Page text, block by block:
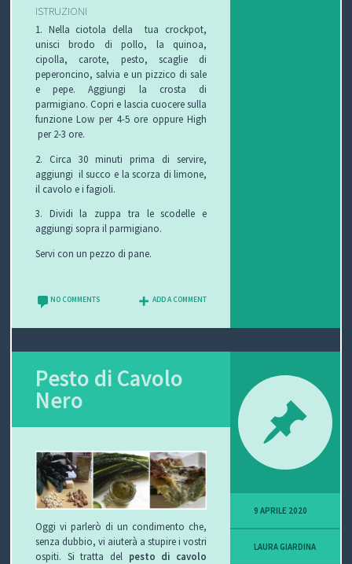
ISTRUZIONI
1. Nella ciotola della tua crockpot,
unisci brodo di pollo, la quinoa,
cipolla, carote, pesto, scaglie di
peperoncino, salvia e un pizzico di sale
e pepe. Aggiungi la crosta di
parmigiano. Copri e lascia cuocere sulla
funzione Low per 4-5 ore oppure High
per 2-3 ore.
2. Circa 30 minuti prima di servire,
aggiungi il succo e la scorza di limone,
il cavolo e i fagioli.
3. Dividi la zuppa tra le scodelle e
aggiungi sopra il parmigiano.
Servi con un pezzo di pane.
NO COMMENTS ADD A COMMENT
Pesto di Cavolo
Nero
Oggi vi parlerò di un condimento che,
senza dubbio, vi aiuterà a stupire i vostri
ospiti. Si tratta del pesto di cavolo
9 APRILE 2020
LAURA GIARDINA